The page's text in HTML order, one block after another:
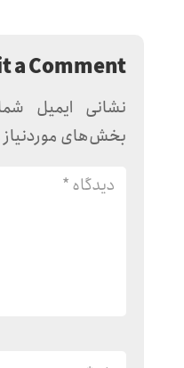
a Comment
نشانی ایمیل
بخش‌های موردنیاز